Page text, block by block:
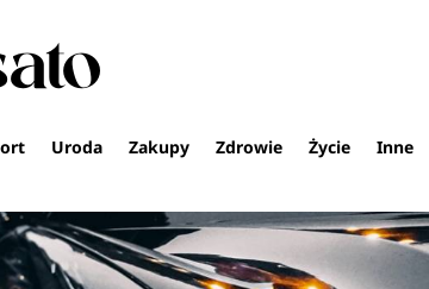
Uroda Zakupy Zdrowie Życie Inne